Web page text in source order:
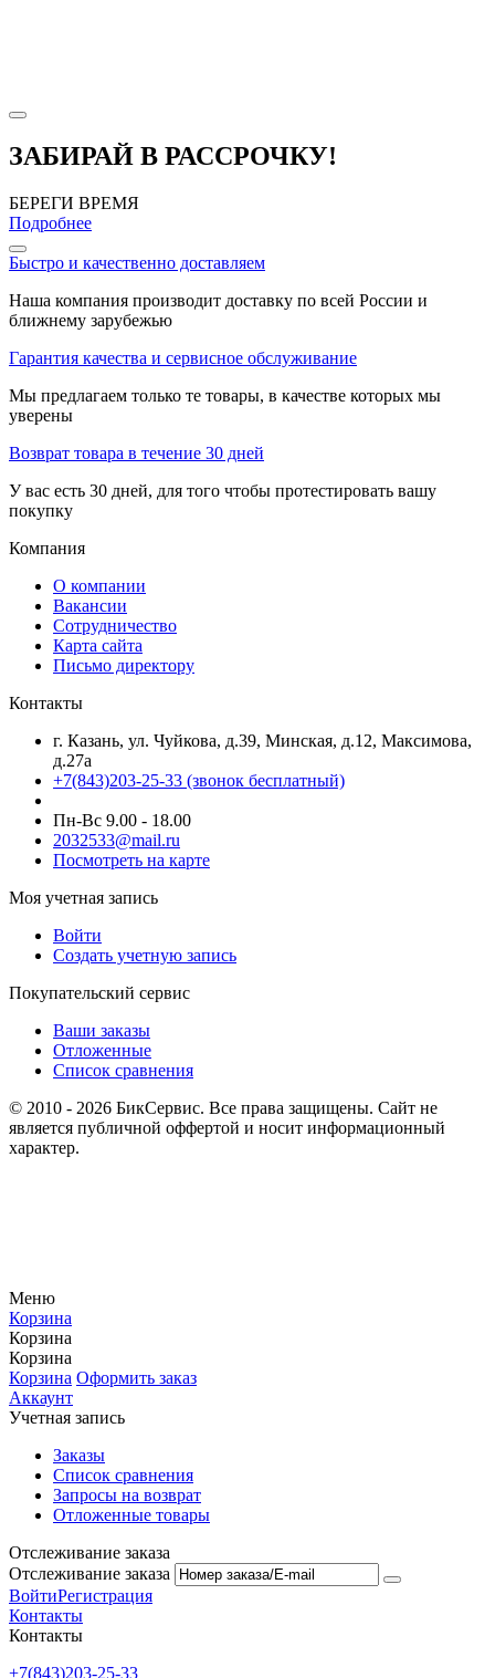
ЗАБИРАЙ В РАССРОЧКУ!
БЕРЕГИ ВРЕМЯ
Подробнее
Быстро и качественно доставляем
Наша компания производит доставку по всей России и
ближнему зарубежью
Гарантия качества и сервисное обслуживание
Мы предлагаем только те товары, в качестве которых мы
уверены
Возврат товара в течение 30 дней
У вас есть 30 дней, для того чтобы протестировать вашу
покупку
Компания
О компании
Вакансии
Сотрудничество
Карта сайта
Письмо директору
Контакты
г. Казань, ул. Чуйкова, д.39, Минская, д.12, Максимова,
д.27а
+7(843)203-25-33 (звонок бесплатный)
Пн-Вс 9.00 - 18.00
2032533@mail.ru
Посмотреть на карте
Моя учетная запись
Войти
Создать учетную запись
Покупательский сервис
Ваши заказы
Отложенные
Список сравнения
© 2010 - 2026 БикСервис. Все права защищены. Сайт не
является публичной оффертой и носит информационный
характер.
Меню
Корзина
Корзина
Корзина
Корзина Оформить заказ
Аккаунт
Учетная запись
Заказы
Список сравнения
Запросы на возврат
Отложенные товары
Отслеживание заказа
Отслеживание заказа
ВойтиРегистрация
Контакты
Контакты
+7(843)203-25-33